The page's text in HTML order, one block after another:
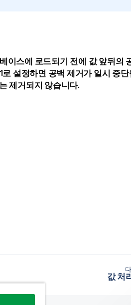
이스에 로드되기 전에 값 앞뒤의
설정하면 공백 제거가 일시 중단
제거되지 않습니다.
값 처